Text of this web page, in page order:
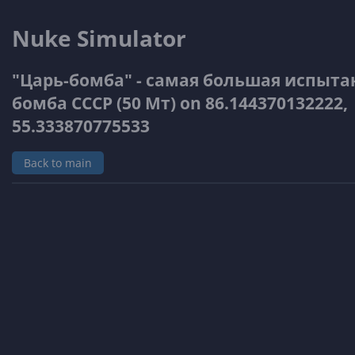
Nuke Simulator
"Царь-бомба" - самая большая
бомба СССР (50 Мт) on 86.144370132222,
55.333870775533
Back to main